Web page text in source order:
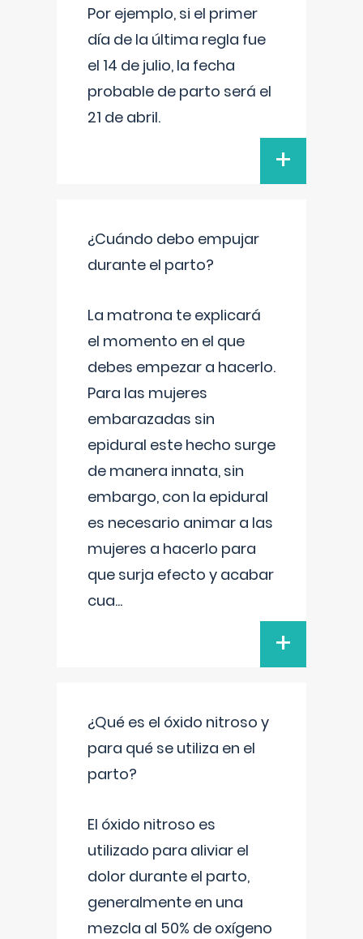
Por ejemplo, si el primer
día de la última regla fue
el 14 de julio, la fecha
probable de parto será el
21 de abril.
+
¿Cuándo debo empujar
durante el parto?
La matrona te explicará
el momento en el que
debes empezar a hacerlo.
Para las mujeres
embarazadas sin
epidural este hecho surge
de manera innata, sin
embargo, con la epidural
es necesario animar a las
mujeres a hacerlo para
que surja efecto y acabar
cua...
+
¿Qué es el óxido nitroso y
para qué se utiliza en el
parto?
El óxido nitroso es
utilizado para aliviar el
dolor durante el parto,
generalmente en una
mezcla al 50% de oxígeno